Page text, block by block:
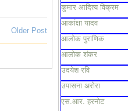
Older Post
कुमार आदित्य विक्रम
आकांक्षा यादव
आलोक पुराणिक
आलोक शंकर
उदयेश रवि
उपासना अरोरा
एस.आर. हरनोट